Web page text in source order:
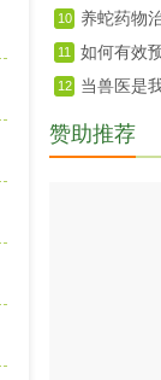
10 养蛇药物
11 如何有效
12 当兽医是
赞助推荐